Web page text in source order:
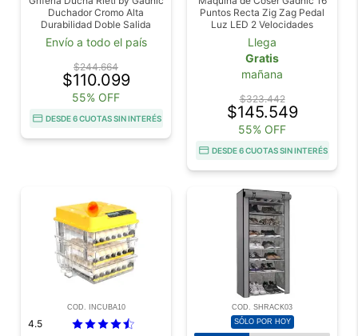
Duchador Cromo Alta
Durabilidad Doble Salida
Envío a todo el país
$244.664
$110.099
55% OFF
DESDE 6 CUOTAS SIN INTERÉS
Puntos Recta Zig Zag Pedal
Luz LED 2 Velocidades
Llega
Gratis
mañana
$323.442
$145.549
55% OFF
DESDE 6 CUOTAS SIN INTERÉS
COD. INCUBA10
4.5
COD. SHRACK03
SÓLO POR HOY